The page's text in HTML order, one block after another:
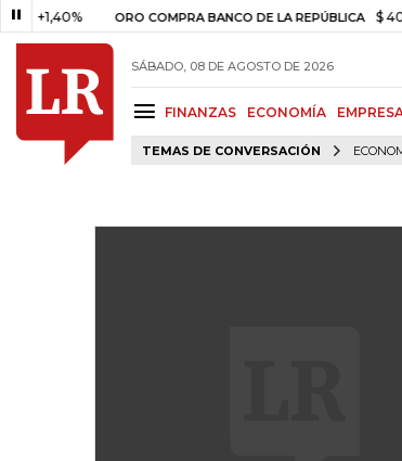
ORO COMPRA BANCO DE LA REPÚBLICA $
SÁBADO, 08 DE AGOSTO DE 2026
FINANZAS ECONOMÍA
TEMAS DE CONVERSACIÓN